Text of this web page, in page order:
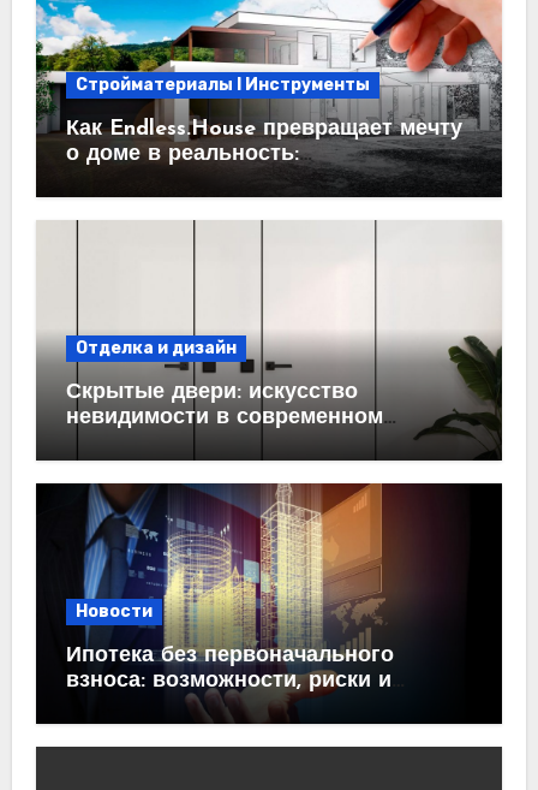
Стройматериалы l Инструменты
Как Endless.House превращает мечту
о доме в реальность:
проектирование под ключ
Отделка и дизайн
Скрытые двери: искусство
невидимости в современном
Новости
Ипотека без первоначального
взноса: возможности, риски и
практические рекомендации<